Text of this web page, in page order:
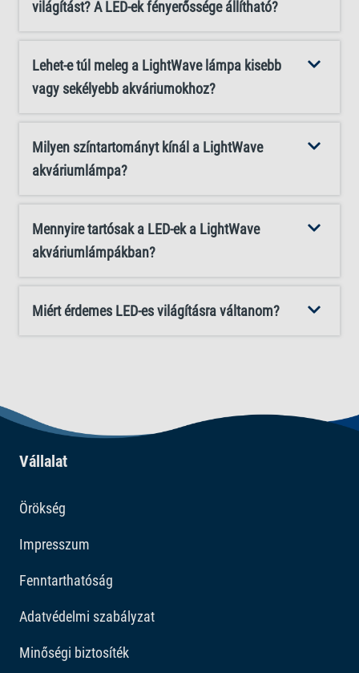
élővilágának egészségét. A halogénizzókhoz és a
fénycsövekhez képest a LED-izzók energiahatékonyak,
bocsátanak ki, jóval tovább tartanak, és sokkal
környezetbarátabbak.
világítást? A LED-ek fényerőssége állítható?
Lehet-e túl meleg a LightWave lámpa kisebb
vagy sekélyebb akváriumokhoz?
Milyen színtartományt kínál a LightWave
akváriumlámpa?
Mennyire tartósak a LED-ek a LightWave
akváriumlámpákban?
Miért érdemes LED-es világításra váltanom?
Vállalat
Örökség
Impresszum
Fenntarthatóság
Adatvédelmi szabályzat
Minőségi biztosíték